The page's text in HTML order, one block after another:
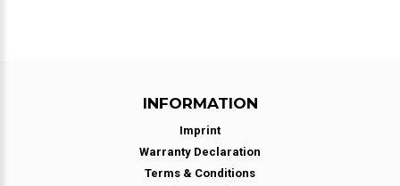
INFORMATION
Imprint
Warranty Declaration
Terms & Conditions